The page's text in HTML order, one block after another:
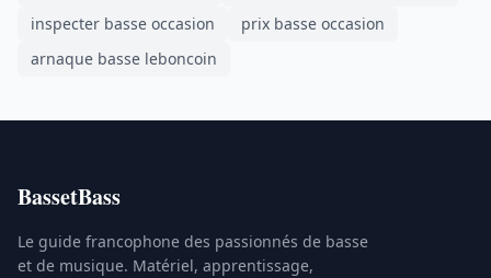
inspecter basse occasion
prix basse occasion
arnaque basse leboncoin
BassetBass
Le guide francophone des passionnés de basse
et de musique. Matériel, apprentissage,